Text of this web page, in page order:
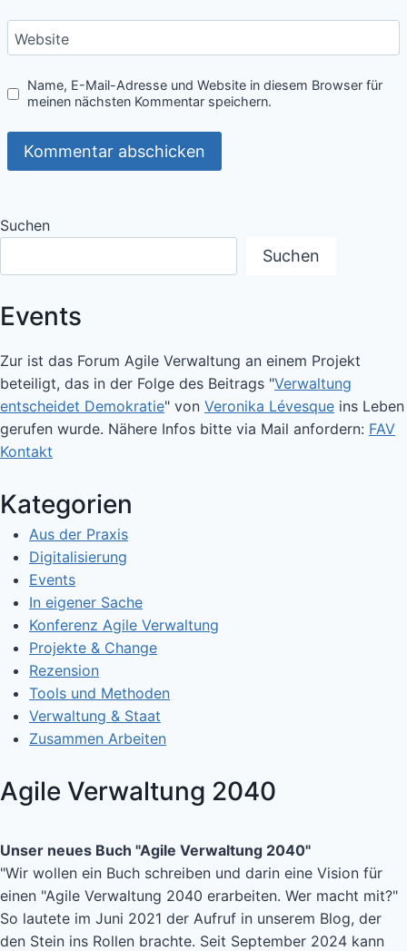
Website
Name, E-Mail-Adresse und Website in diesem Browser für
meinen nächsten Kommentar speichern.
Suchen
Suchen
Events
Zur ist das Forum Agile Verwaltung an einem Projekt
beteiligt, das in der Folge des Beitrags "Verwaltung
entscheidet Demokratie" von Veronika Lévesque ins Leben
gerufen wurde. Nähere Infos bitte via Mail anfordern: FAV
Kontakt
Kategorien
Aus der Praxis
Digitalisierung
Events
In eigener Sache
Konferenz Agile Verwaltung
Projekte & Change
Rezension
Tools und Methoden
Verwaltung & Staat
Zusammen Arbeiten
Agile Verwaltung 2040
Unser neues Buch "Agile Verwaltung 2040"
"Wir wollen ein Buch schreiben und darin eine Vision für
einen "Agile Verwaltung 2040 erarbeiten. Wer macht mit?"
So lautete im Juni 2021 der Aufruf in unserem Blog, der
den Stein ins Rollen brachte. Seit September 2024 kann